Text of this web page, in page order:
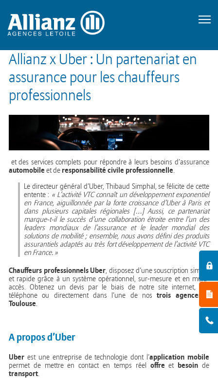
Allianz x Uber : Un partenariat en
assurance pour les chauffeurs
professionnels
et des services complets pour répondre à leurs besoins d’assurance
automobileet de responsabilité civile professionnelle.
Le directeur général d’Uber, Thibaud Simphal, se félicite de cette
entente : « L’activité VTC connaît un développement exponentiel
en France, aiguillonnée par la forte croissance d’Uber à Paris et
dans plusieurs capitales régionales […] Aussi, ce partenariat
marque-t-il le succès d’une collaboration étroite entre l’un des
leaders mondiaux de l’assurance et le leader mondial des
solutions de mobilité ; ensemble, nous avons défini des produits
assurantiels adaptés au très fort développement de l’activité VTC
en France. »
Chauffeurs professionnels Uber, disposez d’une souscription simple
et rapide grâce à un système opérationnel, sur-mesure et en multi-
accès. Obtenez un devis par le biais de notre site internet, par
téléphone ou directement dans l’une de nostrois agences à
Toulouse.
A propos d’Uber
Uber est une entreprise de technologie dont l’application mobile
permet de mettre en contact en temps réel offreet besoin de
transport.